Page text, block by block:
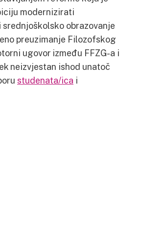
modernizirati
srednjoškolsko obrazovanje
preuzimanje Filozofskog
ugovor između FFZG-a i
neizvjestan ishod unatoč
studenata/ica i